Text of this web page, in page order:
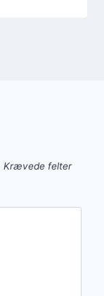
Krævede felter